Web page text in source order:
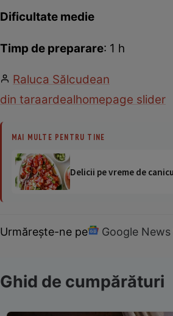
Dificultate medie
Timp de preparare: 1 h
Raluca Sălcudean
din taraardealhomepage slider
MAI MULTE PENTRU TINE
Delicii pe vreme de
Urmărește-ne pe Google News
Ghid de cumpărături